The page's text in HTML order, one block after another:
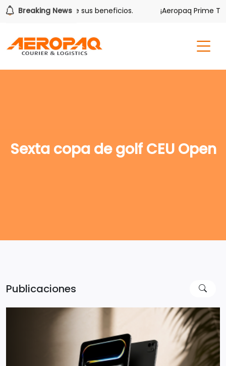
Breaking News
también tiene sus beneficios. ¡Aeropaq Prime TE
Sexta copa de golf CEU Open
Publicaciones